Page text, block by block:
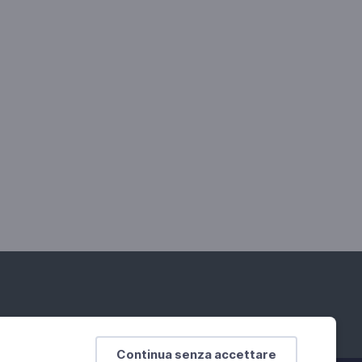
Continua senza accettare